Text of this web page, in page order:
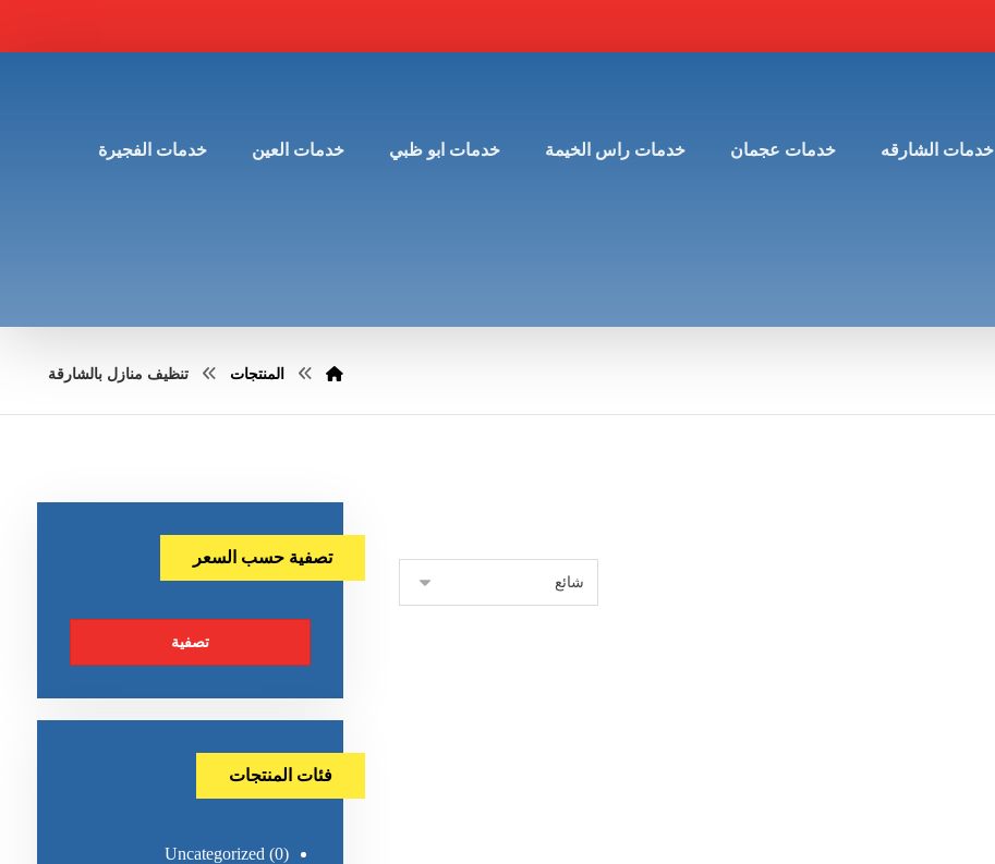
خدمات الشارقه خدمات عجمان خدمات راس الخيمة خدمات ابو ظبي خدمات العين خدمات الفجيرة
المنتجات تنظيف منازل بالشارقة
تصفية حسب السعر
تصفية
فئات المنتجات
Uncategorized (0)